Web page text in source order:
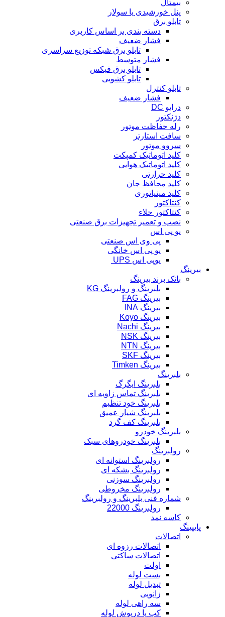
بیمتال
پنل خورشیدی یا سولار
تابلو برق
دسته بندی بر اساس کاربری
فشار ضعیف
تابلو برق شبکه توزیع سراسری
فشار متوسط
تابلو برق فیکس
تابلو کشویی
تابلو کنترل
فشار ضعیف
درایو DC
دژنکتور
رله حفاظت موتور
سافت استارتر
سروو موتور
کلید اتوماتیک کمپکت
کلید اتوماتیک هوایی
کلید حرارتی
کلید محافظ جان
کلید مینیاتوری
کنتاکتور
کنتاکتور خلاء
نصب و تعمیر تجهیزات برق صنعتی
یو پی اس
پی وی اس صنعتی
یو پی اس خانگی
یوپی اس UPS
بیرینگ
بانک برند بیرینگ
بلبرینگ و رولبرینگ KG
بیرینگ FAG
بیرینگ INA
بیرینگ Koyo
بیرینگ Nachi
بیرینگ NSK
بیرینگ NTN
بیرینگ SKF
بیرینگ Timken
بلبرینگ
بلبرینگ ایگرگ
بلبرینگ تماس زاویه ای
بلبرینگ خود تنظیم
بلبرینگ شیار عمیق
بلبرینگ کف گرد
بلبرینگ خودرو
بلبرینگ خودروهای سبک
رولبرینگ
رولبرینگ استوانه ای
رولبرینگ بشکه ای
رولبرینگ سوزنی
رولبرینگ مخروطی
شماره فنی بلبرینگ و رولبرینگ
رولبرینگ 22000
کاسه نمد
پایپینگ
اتصالات
اتصالات رزوه ای
اتصالات ساکتی
اولت
بست لوله
تبدیل لوله
زانویی
سه راهی لوله
کپ یا درپوش لوله